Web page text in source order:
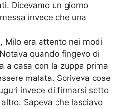
Dicevamo un giorno
invece che una
Milo era attento nei modi
quando fingevo di
a casa con la zuppa prima
malata. Scriveva cose
invece di firmarsi sotto
Sapeva che lasciavo